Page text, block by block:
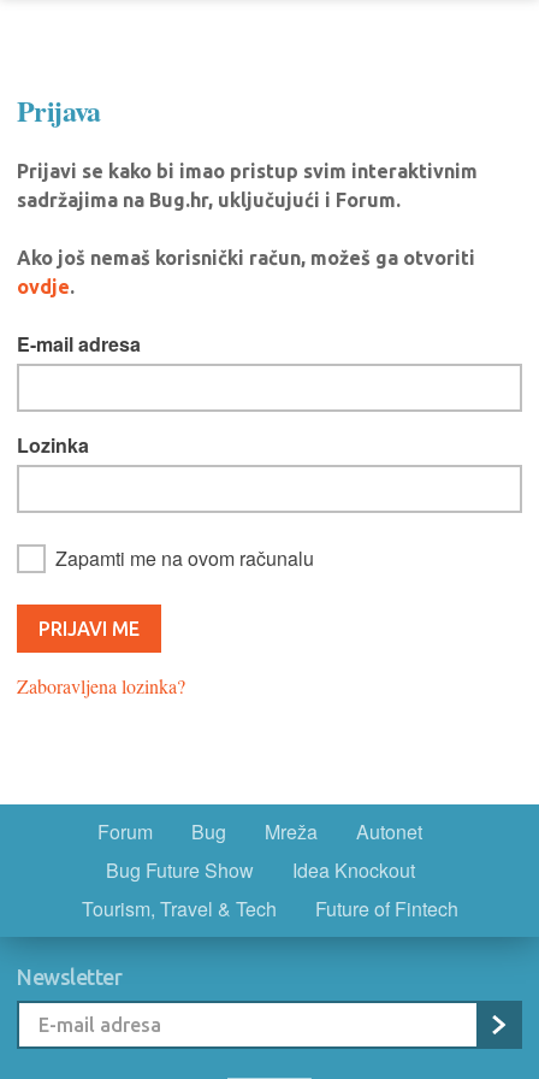
Prijava
Prijavi se kako bi imao pristup svim interaktivnim
sadržajima na Bug.hr, uključujući i Forum.
Ako još nemaš korisnički račun, možeš ga otvoriti
ovdje.
E-mail adresa
Lozinka
Zapamti me na ovom računalu
Zaboravljena lozinka?
Forum Bug Mreža
Autonet
Bug Future Show
Idea Knockout
Tourism, Travel & Tech
Future of Fintech
Newsletter